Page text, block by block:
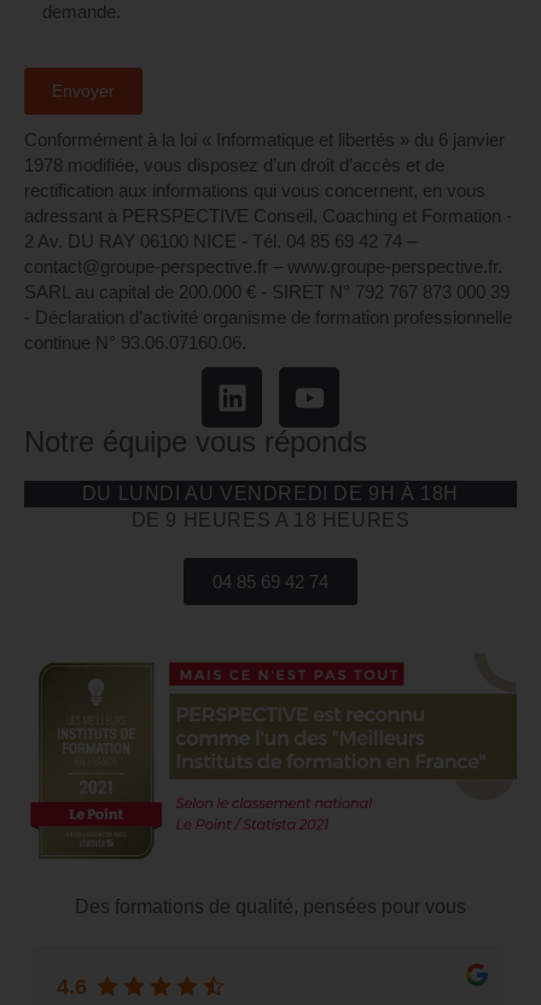
demande.
Conformément à la loi « Informatique et libertés » du 6 janvier
1978 modifiée, vous disposez d’un droit d’accès et de
rectification aux informations qui vous concernent, en vous
adressant à PERSPECTIVE Conseil, Coaching et Formation -
2 Av. DU RAY 06100 NICE - Tél. 04 85 69 42 74⁩ –
contact@groupe-perspective.fr – www.groupe-perspective.fr.
SARL au capital de 200.000 € - SIRET N° 792 767 873 000 39
- Déclaration d’activité organisme de formation professionnelle
continue N° 93.06.07160.06.
Notre équipe vous réponds
DU LUNDI AU VENDREDI DE 9H À 18H
DE 9 HEURES A 18 HEURES
04 85 69 42 74
Des formations de qualité, pensées pour vous
4.6